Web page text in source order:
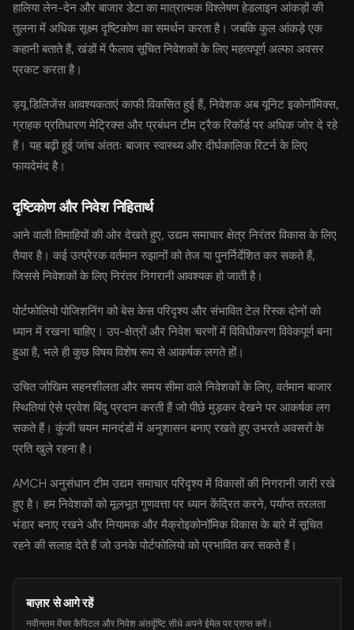
हालिया लेन-देन और बाजार डेटा का मात्रात्मक विश्लेषण हेडलाइन आंकड़ों की
तुलना में अधिक सूक्ष्म दृष्टिकोण का समर्थन करता है। जबकि कुल आंकड़े एक
कहानी बताते हैं, खंडों में फैलाव सूचित निवेशकों के लिए महत्वपूर्ण अल्फा अवसर
प्रकट करता है।
ड्यू डिलिजेंस आवश्यकताएं काफी विकसित हुई हैं, निवेशक अब यूनिट इकोनॉमिक्स,
ग्राहक प्रतिधारण मेट्रिक्स और प्रबंधन टीम ट्रैक रिकॉर्ड पर अधिक जोर दे रहे
हैं। यह बढ़ी हुई जांच अंततः बाजार स्वास्थ्य और दीर्घकालिक रिटर्न के लिए
फायदेमंद है।
दृष्टिकोण और निवेश निहितार्थ
आने वाली तिमाहियों की ओर देखते हुए, उद्यम समाचार क्षेत्र निरंतर विकास के लिए
तैयार है। कई उत्प्रेरक वर्तमान रुझानों को तेज या पुनर्निर्देशित कर सकते हैं,
जिससे निवेशकों के लिए निरंतर निगरानी आवश्यक हो जाती है।
पोर्टफोलियो पोजिशनिंग को बेस केस परिदृश्य और संभावित टेल रिस्क दोनों को
ध्यान में रखना चाहिए। उप-क्षेत्रों और निवेश चरणों में विविधीकरण विवेकपूर्ण बना
हुआ है, भले ही कुछ विषय विशेष रूप से आकर्षक लगते हों।
उचित जोखिम सहनशीलता और समय सीमा वाले निवेशकों के लिए, वर्तमान बाजार
स्थितियां ऐसे प्रवेश बिंदु प्रदान करती हैं जो पीछे मुड़कर देखने पर आकर्षक लग
सकते हैं। कुंजी चयन मानदंडों में अनुशासन बनाए रखते हुए उभरते अवसरों के
प्रति खुले रहना है।
AMCH अनुसंधान टीम उद्यम समाचार परिदृश्य में विकासों की निगरानी जारी रखे
हुए है। हम निवेशकों को मूलभूत गुणवत्ता पर ध्यान केंद्रित करने, पर्याप्त तरलता
भंडार बनाए रखने और नियामक और मैक्रोइकोनॉमिक विकास के बारे में सूचित
रहने की सलाह देते हैं जो उनके पोर्टफोलियो को प्रभावित कर सकते हैं।
बाज़ार से आगे रहें
नवीनतम वेंचर कैपिटल और निवेश अंतर्दृष्टि सीधे अपने ईमेल पर प्राप्त करें।